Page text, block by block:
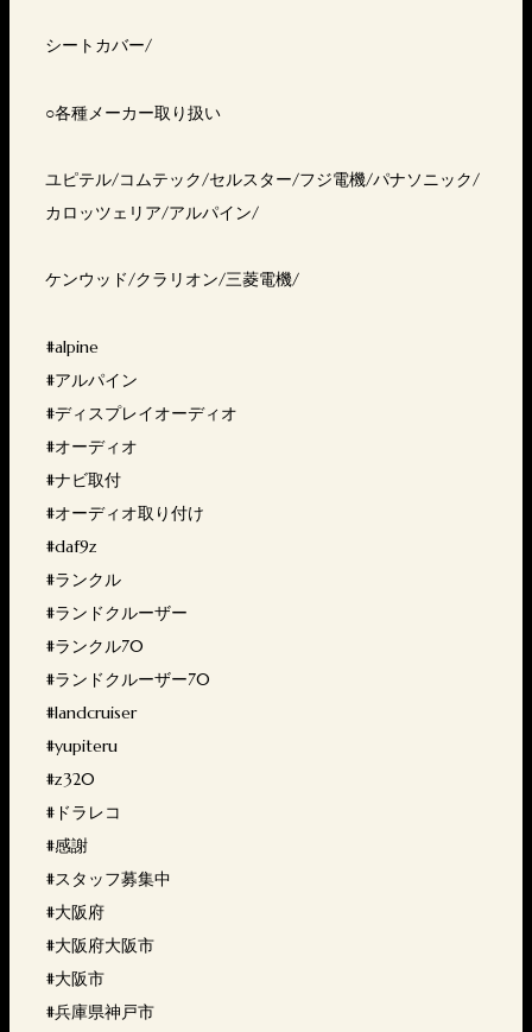
シートカバー/
○各種メーカー取り扱い
ユピテル/コムテック/セルスター/フジ電機/パナソニック/
カロッツェリア/アルパイン/
ケンウッド/クラリオン/三菱電機/
#alpine
#アルパイン
#ディスプレイオーディオ
#オーディオ
#ナビ取付
#オーディオ取り付け
#daf9z
#ランクル
#ランドクルーザー
#ランクル70
#ランドクルーザー70
#landcruiser
#yupiteru
#z320
#ドラレコ
#感謝
#スタッフ募集中
#大阪府
#大阪府大阪市
#大阪市
#兵庫県神戸市